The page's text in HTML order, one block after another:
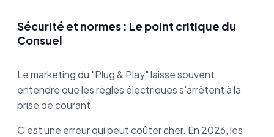
Sécurité et normes : Le point critique du
Consuel
Le marketing du "Plug & Play" laisse souvent
entendre que les règles électriques s'arrêtent à la
prise de courant.
C'est une erreur qui peut coûter cher. En 2026, les